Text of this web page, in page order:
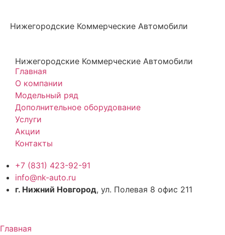
Нижегородские Коммерческие Автомобили
Нижегородские Коммерческие Автомобили
Главная
О компании
Модельный ряд
Дополнительное оборудование
Услуги
Акции
Контакты
+7 (831) 423-92-91
info@nk-auto.ru
г. Нижний Новгород, ул. Полевая 8 офис 211
Главная